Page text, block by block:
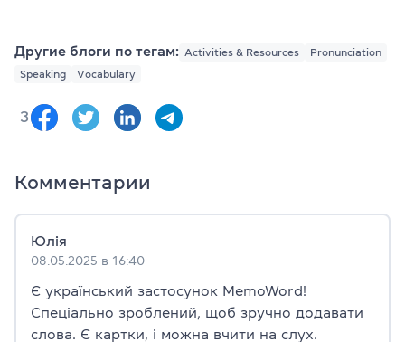
Другие блоги по тегам: Activities & Resources
Pronunciation
Speaking
Vocabulary
3
Комментарии
Юлія
08.05.2025 в 16:40
Є український застосунок MemoWord!
Спеціально зроблений, щоб зручно додавати
слова. Є картки, і можна вчити на слух.